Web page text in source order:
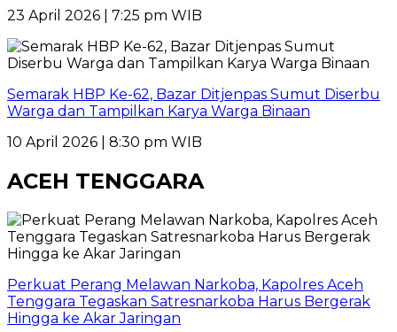
23 April 2026 | 7:25 pm WIB
Semarak HBP Ke-62, Bazar Ditjenpas Sumut Diserbu
Warga dan Tampilkan Karya Warga Binaan
10 April 2026 | 8:30 pm WIB
ACEH TENGGARA
Perkuat Perang Melawan Narkoba, Kapolres Aceh
Tenggara Tegaskan Satresnarkoba Harus Bergerak
Hingga ke Akar Jaringan